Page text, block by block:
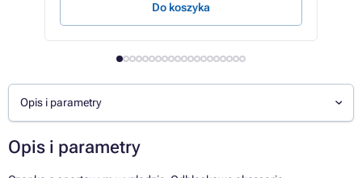
Do koszyka
Opis i parametry
Opis i parametry